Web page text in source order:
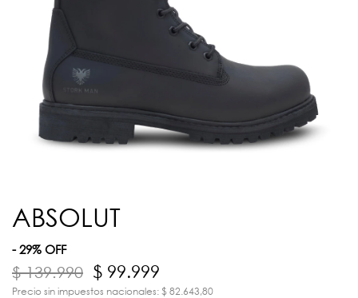
ABSOLUT
- 29% OFF
$ 139.990 $ 99.999
Precio sin impuestos nacionales: $ 82.643,80